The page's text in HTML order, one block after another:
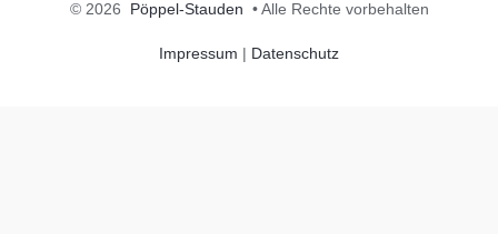
© 2026 Pöppel-Stauden • Alle Rechte vorbehalten
Impressum Datenschutz